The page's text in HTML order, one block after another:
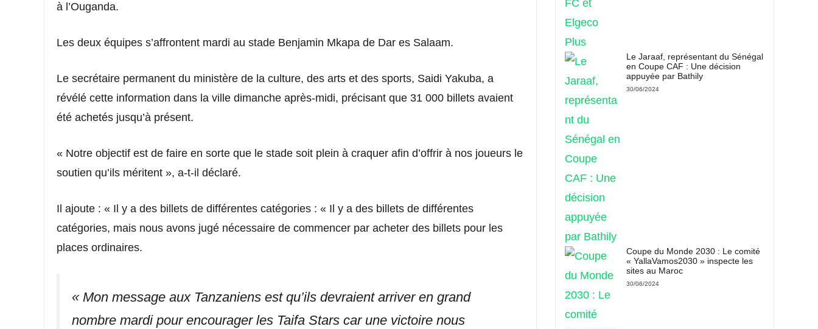
à l’Ouganda.
Les deux équipes s’affrontent mardi au stade Benjamin Mkapa de Dar es Salaam.
Le secrétaire permanent du ministère de la culture, des arts et des sports, Saidi Yakuba, a
révélé cette information dans la ville dimanche après-midi, précisant que 31 000 billets avaient
été achetés jusqu’à présent.
« Notre objectif est de faire en sorte que le stade soit plein à craquer afin d’offrir à nos joueurs le
soutien qu’ils méritent », a-t-il déclaré.
Il ajoute : « Il y a des billets de différentes catégories : « Il y a des billets de différentes
catégories, mais nous avons jugé nécessaire de commencer par acheter des billets pour les
places ordinaires.
« Mon message aux Tanzaniens est qu’ils devraient arriver en grand
nombre mardi pour encourager les Taifa Stars car une victoire nous
Le Jaraaf, représentant du Sénégal
en Coupe CAF : Une décision
appuyée par Bathily
30/06/2024
Coupe du Monde 2030 : Le comité
« YallaVamos2030 » inspecte les
sites au Maroc
30/06/2024